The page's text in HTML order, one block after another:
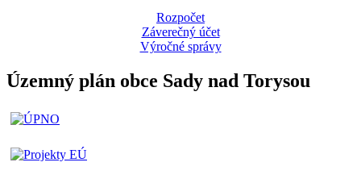
Rozpočet
Záverečný účet
Výročné správy
Územný plán obce Sady nad Torysou